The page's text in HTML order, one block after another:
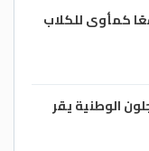
كمأوى للكلاب
الوطنية يقر